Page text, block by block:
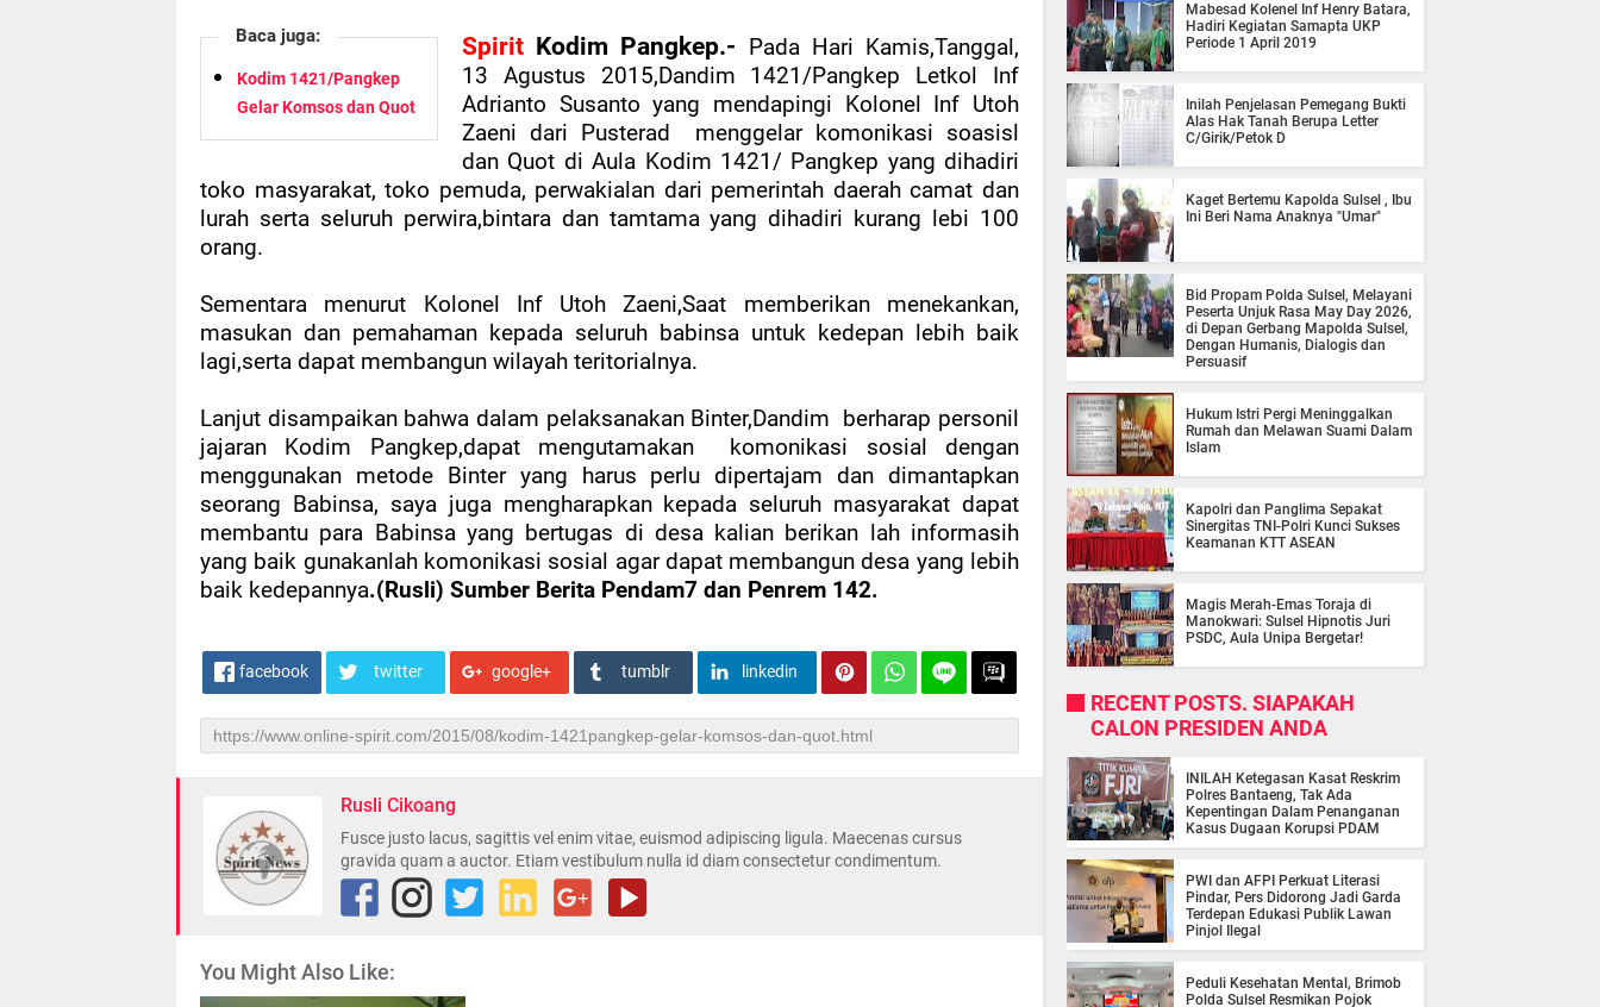
Baca juga:
Kodim 1421/Pangkep
Gelar Komsos dan Quot
Spirit Kodim Pangkep.- Pada Hari Kamis,Tanggal,
13 Agustus 2015,Dandim 1421/Pangkep Letkol Inf
Adrianto Susanto yang mendapingi Kolonel Inf Utoh
Zaeni dari Pusterad menggelar komonikasi soasisl
dan Quot di Aula Kodim 1421/ Pangkep yang dihadiri
toko masyarakat, toko pemuda, perwakialan dari pemerintah daerah camat dan
lurah serta seluruh perwira,bintara dan tamtama yang dihadiri kurang lebi 100
orang.
Sementara menurut Kolonel Inf Utoh Zaeni,Saat memberikan menekankan,
masukan dan pemahaman kepada seluruh babinsa untuk kedepan lebih baik
lagi,serta dapat membangun wilayah teritorialnya.
Lanjut disampaikan bahwa dalam pelaksanakan Binter,Dandim berharap personil
jajaran Kodim Pangkep,dapat mengutamakan komonikasi sosial dengan
menggunakan metode Binter yang harus perlu dipertajam dan dimantapkan
seorang Babinsa, saya juga mengharapkan kepada seluruh masyarakat dapat
membantu para Babinsa yang bertugas di desa kalian berikan lah informasih
yang baik gunakanlah komonikasi sosial agar dapat membangun desa yang lebih
baik kedepannya.(Rusli) Sumber Berita Pendam7 dan Penrem 142.
facebook twitter google+ tumblr linkedin
Rusli Cikoang
Fusce justo lacus, sagittis vel enim vitae, euismod adipiscing ligula. Maecenas cursus
gravida quam a auctor. Etiam vestibulum nulla id diam consectetur condimentum.
You Might Also Like:
Mabesad Kolenel Inf Henry Batara,
Hadiri Kegiatan Samapta UKP
Periode 1 April 2019
Inilah Penjelasan Pemegang Bukti
Alas Hak Tanah Berupa Letter
C/Girik/Petok D
Kaget Bertemu Kapolda Sulsel , Ibu
Ini Beri Nama Anaknya "Umar"
Bid Propam Polda Sulsel, Melayani
Peserta Unjuk Rasa May Day 2026,
di Depan Gerbang Mapolda Sulsel,
Dengan Humanis, Dialogis dan
Persuasif
Hukum Istri Pergi Meninggalkan
Rumah dan Melawan Suami Dalam
Islam
Kapolri dan Panglima Sepakat
Sinergitas TNI-Polri Kunci Sukses
Keamanan KTT ASEAN
Magis Merah-Emas Toraja di
Manokwari: Sulsel Hipnotis Juri
PSDC, Aula Unipa Bergetar!
RECENT POSTS. SIAPAKAH
CALON PRESIDEN ANDA
INILAH Ketegasan Kasat Reskrim
Polres Bantaeng, Tak Ada
Kepentingan Dalam Penanganan
Kasus Dugaan Korupsi PDAM
PWI dan AFPI Perkuat Literasi
Pindar, Pers Didorong Jadi Garda
Terdepan Edukasi Publik Lawan
Pinjol Ilegal
Peduli Kesehatan Mental, Brimob
Polda Sulsel Resmikan Pojok